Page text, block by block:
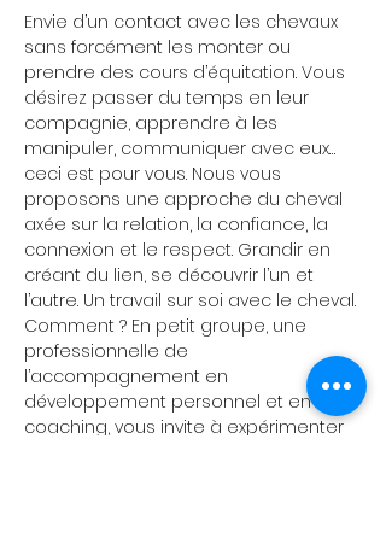
Envie d’un contact avec les chevaux
sans forcément les monter ou
prendre des cours d’équitation. Vous
désirez passer du temps en leur
compagnie, apprendre à les
manipuler, communiquer avec eux…
ceci est pour vous. Nous vous
proposons une approche du cheval
axée sur la relation, la confiance, la
connexion et le respect. Grandir en
créant du lien, se découvrir l’un et
l’autre. Un travail sur soi avec le cheval.
Comment ? En petit groupe, une
professionnelle de
l’accompagnement en
développement personnel et en équi-
coaching, vous invite à expérimenter